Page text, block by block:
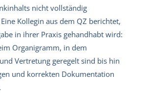
nicht vollständig
Kollegin aus dem QZ berichtet,
in ihrer Praxis gehandhabt wird:
Organigramm, in dem
Vertretung geregelt sind bis hin
und korrekten Dokumentation